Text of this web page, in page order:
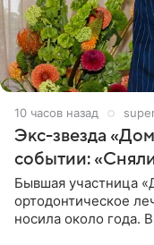
10 часов назад
Экс-звезда
событии:
Бывшая участница
ортодонтическое
носила около года.